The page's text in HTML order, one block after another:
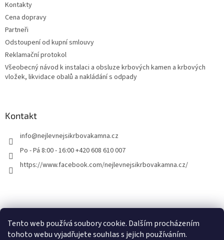
Tento web používá soubory cookie. Dalším procházením
tohoto webu vyjadřujete souhlas s jejich používáním.
Kontakty
Cena dopravy
Partneři
Odstoupení od kupní smlouvy
Reklamační protokol
Všeobecný návod k instalaci a obsluze krbových kamen a krbových
vložek, likvidace obalů a nakládání s odpady
Kontakt
info@nejlevnejsikrbovakamna.cz
Po - Pá 8:00 - 16:00 +420 608 610 007
https://www.facebook.com/nejlevnejsikrbovakamna.cz/